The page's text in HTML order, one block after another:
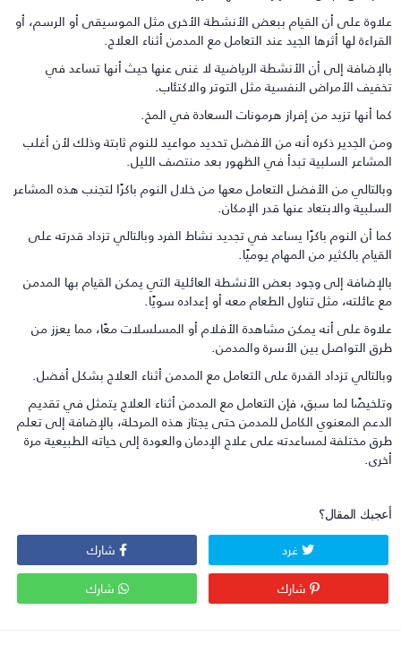
على أن القيام ببعض الأنشطة الأخرى مثل الموسيقى أو الرسم، أو
لها أثرها الجيد عند التعامل مع المدمن أثناء العلاج.
إلى أن الأنشطة الرياضية لا غنى عنها حيث أنها تساعد في
الأمراض النفسية مثل التوتر والاكتئاب.
أنها تزيد من إفراز هرمونات السعادة في المخ.
الجدير ذكره أنه من الأفضل تحديد مواعيد للنوم ثابتة وذلك لأن أغلب
السلبية تبدأ في الظهور بعد منتصف الليل.
من الأفضل التعامل معها من خلال النوم باكرًا لتجنب هذه المشاعر
والابتعاد عنها قدر الإمكان.
أن النوم باكرًا يساعد في تجديد نشاط الفرد وبالتالي تزداد قدرته على
بالكثير من المهام يوميًا.
إلى وجود بعض الأنشطة العائلية التي يمكن القيام بها المدمن
عائلته، مثل تناول الطعام معه أو إعداده سويًا.
على أنه يمكن مشاهدة الأفلام أو المسلسلات معًا، مما يعزز من
التواصل بين الأسرة والمدمن.
تزداد القدرة على التعامل مع المدمن أثناء العلاج بشكل أفضل.
لما سبق، فإن التعامل مع المدمن أثناء العلاج يتمثل في تقديم
المعنوي الكامل للمدمن حتى يجتاز هذه المرحلة، بالإضافة إلى تعلم
مختلفة لمساعدته على علاج الإدمان والعودة إلى حياته الطبيعية مرة
المقال؟
غرد
شارك
شارك
شارك